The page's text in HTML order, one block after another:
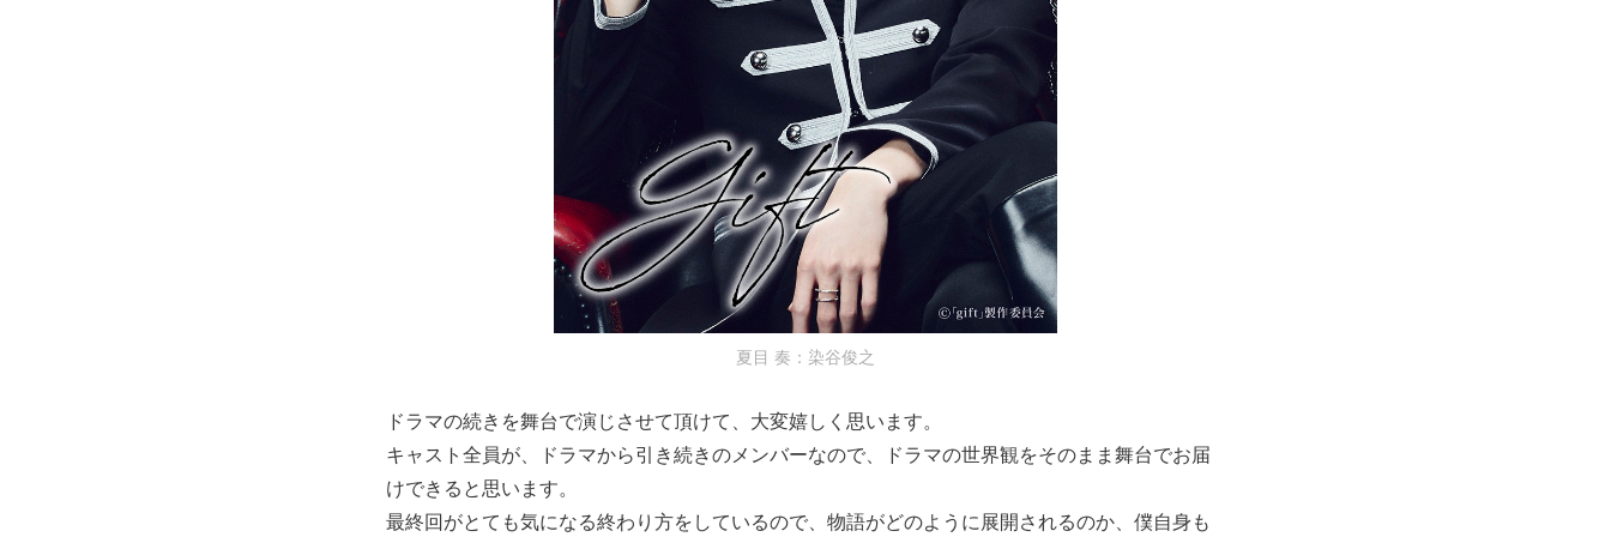
夏目 奏：染谷俊之
ドラマの続きを舞台で演じさせて頂けて、大変嬉しく思います。
キャスト全員が、ドラマから引き続きのメンバーなので、ドラマの世界観をそのまま舞台でお届
けできると思います。
最終回がとても気になる終わり方をしているので、物語がどのように展開されるのか、僕自身も